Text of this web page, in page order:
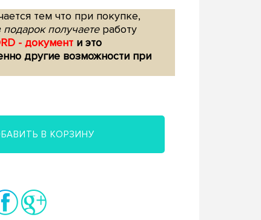
тем что при покупке,
получаетеработу
- документ и это
другие возможности при
В КОРЗИНУ